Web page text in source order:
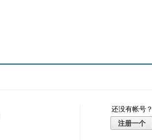
还没有帐号？
注册一个